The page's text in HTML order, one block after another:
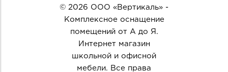
© 2026 ООО «Вертикаль» -
Комплексное оснащение
помещений от А до Я.
Интернет магазин
школьной и офисной
мебели. Все права